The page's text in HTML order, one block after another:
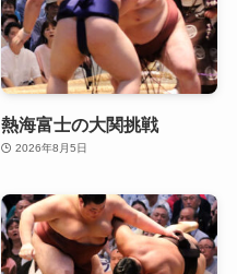
熱海富士の大関挑戦
2026年8月5日